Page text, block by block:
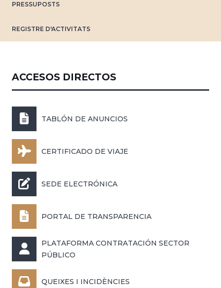
PRESSUPOSTS
REGISTRE D'ACTIVITATS
ACCESOS DIRECTOS
TABLÓN DE ANUNCIOS
CERTIFICADO DE VIAJE
SEDE ELECTRÓNICA
PORTAL DE TRANSPARENCIA
PLATAFORMA CONTRATACIÓN SECTOR
PÚBLICO
QUEIXES I INCIDÈNCIES